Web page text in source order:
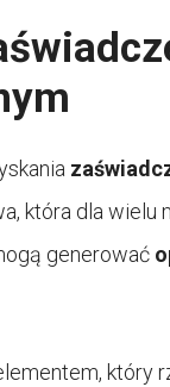
która dla
generować
który